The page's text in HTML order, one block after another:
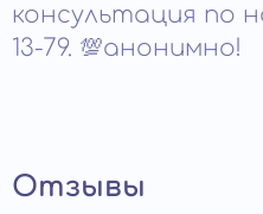
консультация по
13-79. 💯анонимно!
Отзывы